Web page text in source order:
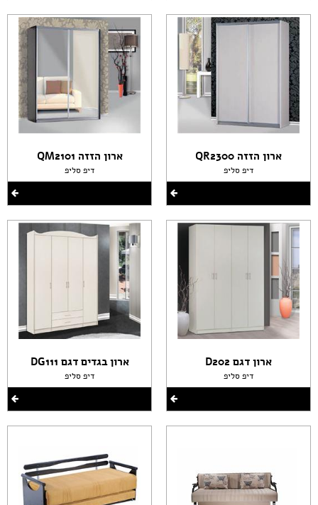
ארון הזזה QR2300
דיפ סליפ
ארון דגם D202
דיפ סליפ
ארון הזזה QM2101
דיפ סליפ
ארון בגדים דגם DG111
דיפ סליפ